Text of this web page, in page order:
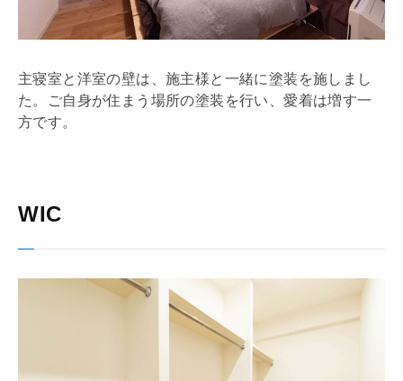
主寝室と洋室の壁は、施主様と一緒に塗装を施しまし
た。ご自身が住まう場所の塗装を行い、愛着は増す一
方です。
WIC